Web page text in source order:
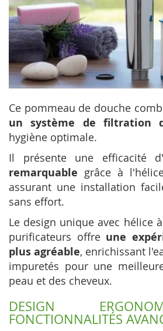
Ce pommeau de douche
un système de filtration
hygiène optimale.
Il présente une efficacité
remarquable grâce à
assurant une installation
sans effort.
Le design unique avec hélice
purificateurs offre une
plus agréable, enrichissant
impuretés pour une
peau et des cheveux.
DESIGN
FONCTIONNALITÉS